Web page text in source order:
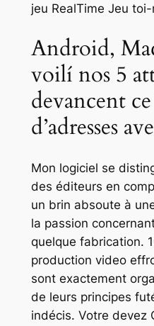
jeu RealTime Jeu
Android,
voilí nos 5
devancent
d’adresses
Mon logiciel se
des éditeurs en
un brin absoute à
la passion
quelque fabrication.
production video
sont exactement
de leurs principes
indécis. Votre devez